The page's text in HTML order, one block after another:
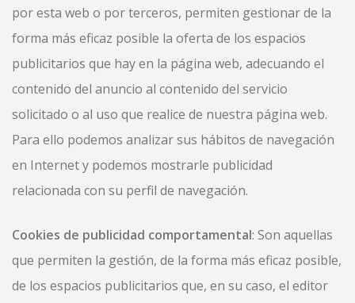
por esta web o por terceros, permiten gestionar de la
forma más eficaz posible la oferta de los espacios
publicitarios que hay en la página web, adecuando el
contenido del anuncio al contenido del servicio
solicitado o al uso que realice de nuestra página web.
Para ello podemos analizar sus hábitos de navegación
en Internet y podemos mostrarle publicidad
relacionada con su perfil de navegación.
Cookies de publicidad comportamental: Son aquellas
que permiten la gestión, de la forma más eficaz posible,
de los espacios publicitarios que, en su caso, el editor